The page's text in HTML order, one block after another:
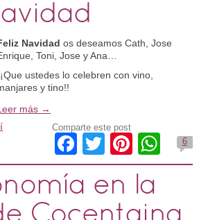
Navidados deseamos Cath, Jose
Toni, Jose y Ana…
ustedes lo celebren con vino,
y tino!!
más →
Comparte este post
Facebook
Twitter 6
en la